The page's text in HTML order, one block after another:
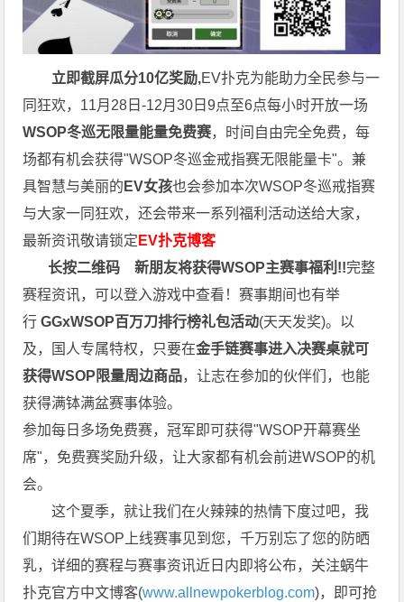
立即截屏瓜分10亿奖励,EV扑克为能助力全民参与一
同狂欢，11月28日-12月30日9点至6点每小时开放一场
WSOP冬巡无限量能量免费赛，时间自由完全免费，每
场都有机会获得"WSOP冬巡金戒指赛无限能量卡"。兼
具智慧与美丽的 EV女孩也会参加本次WSOP冬巡戒指赛
与大家一同狂欢，还会带来一系列福利活动送给大家，
最新资讯敬请锁定 EV扑克博客
长按二维码新朋友将获得WSOP主赛事福利!!完整
赛程资讯，可以登入游戏中查看！赛事期间也有举
行 GGxWSOP百万刀排行榜礼包活动(天天发奖)。以
及，国人专属特权，只要在金手链赛事进入决赛桌就可
获得WSOP限量周边商品，让志在参加的伙伴们，也能
获得满钵满盆赛事体验。
参加每日多场免费赛，冠军即可获得"WSOP开幕赛坐
席"，免费赛奖励升级，让大家都有机会前进WSOP的机
会。
这个夏季，就让我们在火辣辣的热情下度过吧，我
们期待在WSOP上线赛事见到您，千万别忘了您的防晒
乳，详细的赛程与赛事资讯近日内即将公布，关注蜗牛
扑克官方中文博客(www.allnewpokerblog.com)，即可抢